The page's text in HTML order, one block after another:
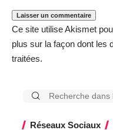
Ce site utilise Akismet
plus sur la façon dont les
traitées.
Réseaux Sociaux